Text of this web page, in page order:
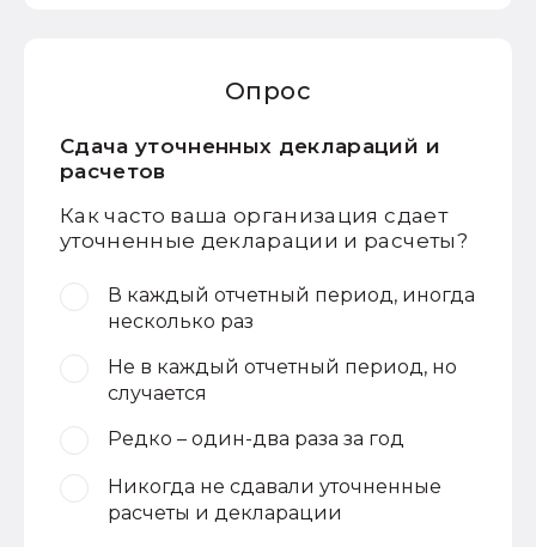
Опрос
Сдача уточненных деклараций и
расчетов
Как часто ваша организация сдает
уточненные декларации и расчеты?
В каждый отчетный период, иногда
несколько раз
Не в каждый отчетный период, но
случается
Редко – один-два раза за год
Никогда не сдавали уточненные
расчеты и декларации